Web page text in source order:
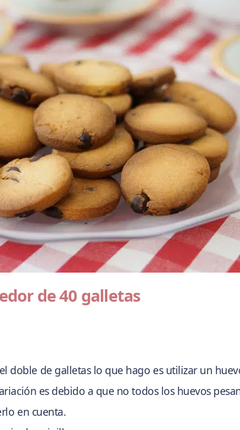
de 40 galletas
doble de galletas lo que hago es utilizar un
es debido a que no todos los huevos
en cuenta.